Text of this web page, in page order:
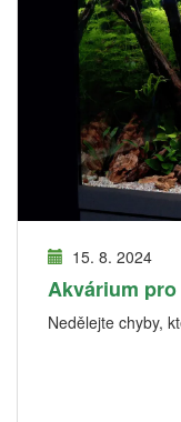
15. 8. 2024
Akvárium
Nedělejte chyby,